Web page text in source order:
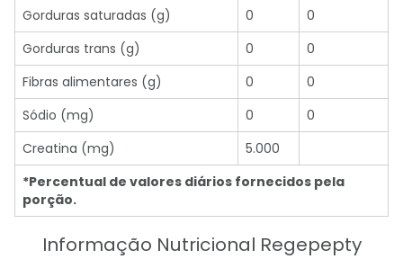
Gorduras saturadas (g) 0
0
Gorduras trans (g)
0
0
Fibras alimentares (g)
0
0
Sódio (mg)
0
0
Creatina (mg)
5.000
*Percentual de valores diários fornecidos pela
porção.
Informação Nutricional Regepepty